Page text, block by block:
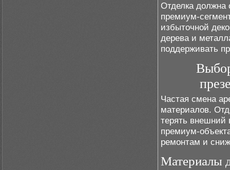
Отделка должна
премиум-
избыточной
дерева и
поддерживать
Частая смена
материалов.
терять внешний
премиум-
ремонтам и
Материалы